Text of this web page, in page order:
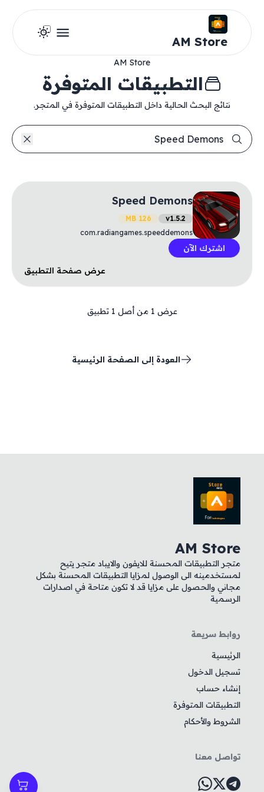
AM Store
AM Store
التطبيقات المتوفرة
نتائج البحث الحالية داخل التطبيقات المتوفرة في المتجر.
Speed Demons
v1.5.2
126 MB
com.radiangames.speeddemons
اشترك الآن
عرض صفحة التطبيق
عرض 1 من أصل 1 تطبيق
العودة إلى الصفحة الرئيسية
AM Store
متجر التطبيقات المحسنة للايفون والايباد متجر يتيح
لمستخدمينه الى الوصول لمزايا التطبيقات المحسنة بشكل
مجاني والحصول على مزايا قد لا تكون متاحة في اصدارات
الرسمية
روابط سريعة
الرئيسية
تسجيل الدخول
إنشاء حساب
التطبيقات المتوفرة
الشروط والأحكام
تواصل معنا